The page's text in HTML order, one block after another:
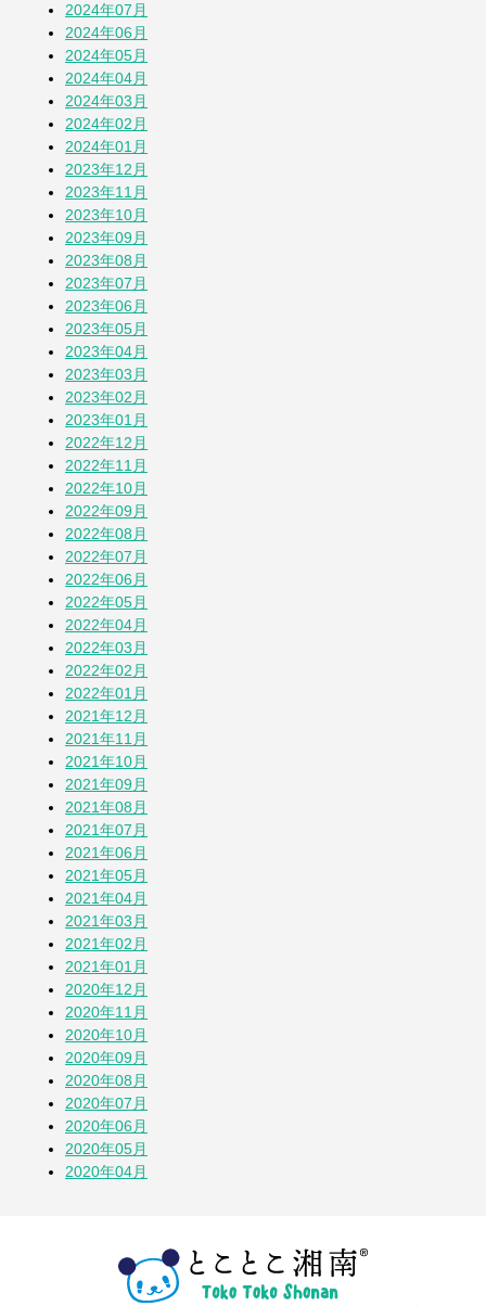
2024年07月
2024年06月
2024年05月
2024年04月
2024年03月
2024年02月
2024年01月
2023年12月
2023年11月
2023年10月
2023年09月
2023年08月
2023年07月
2023年06月
2023年05月
2023年04月
2023年03月
2023年02月
2023年01月
2022年12月
2022年11月
2022年10月
2022年09月
2022年08月
2022年07月
2022年06月
2022年05月
2022年04月
2022年03月
2022年02月
2022年01月
2021年12月
2021年11月
2021年10月
2021年09月
2021年08月
2021年07月
2021年06月
2021年05月
2021年04月
2021年03月
2021年02月
2021年01月
2020年12月
2020年11月
2020年10月
2020年09月
2020年08月
2020年07月
2020年06月
2020年05月
2020年04月